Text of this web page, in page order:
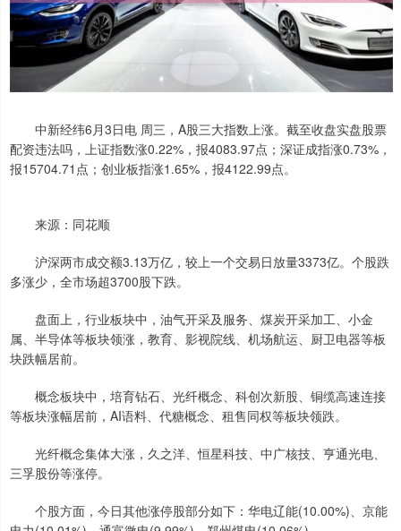
中新经纬6月3日电 周三，A股三大指数上涨。截至收盘实盘股票
配资违法吗，上证指数涨0.22%，报4083.97点；深证成指涨0.73%，
报15704.71点；创业板指涨1.65%，报4122.99点。
来源：同花顺
沪深两市成交额3.13万亿，较上一个交易日放量3373亿。个股跌
多涨少，全市场超3700股下跌。
盘面上，行业板块中，油气开采及服务、煤炭开采加工、小金
属、半导体等板块领涨，教育、影视院线、机场航运、厨卫电器等板
块跌幅居前。
概念板块中，培育钻石、光纤概念、科创次新股、铜缆高速连接
等板块涨幅居前，AI语料、代糖概念、租售同权等板块领跌。
光纤概念集体大涨，久之洋、恒星科技、中广核技、亨通光电、
三孚股份等涨停。
个股方面，今日其他涨停股部分如下：华电辽能(10.00%)、京能